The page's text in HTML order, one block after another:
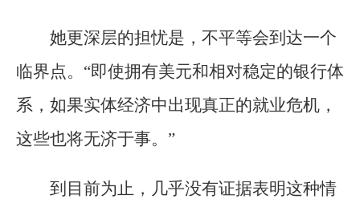
她更深层的担忧是，不平等会到达一个
临界点。“即使拥有美元和相对稳定的银行体
系，如果实体经济中出现真正的就业危机，
这些也将无济于事。”
到目前为止，几乎没有证据表明这种情